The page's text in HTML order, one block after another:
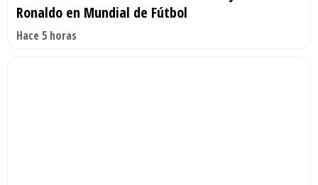
Ronaldo en Mundial de Fútbol
Hace 5 horas